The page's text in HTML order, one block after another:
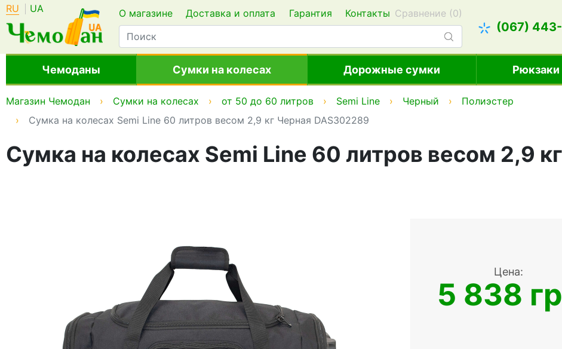
RU UA О магазине Доставка и оплата Гарантия Контакты Сравнение (0)
(067)
Чемоданы Сумки на колесах Дорожные сумки Рюкзаки
Магазин Чемодан Сумки на колесах от 50 до 60 литров Semi Line Черный
Полиэстер
Сумка на колесах Semi Line 60 литров весом 2,9 кг Черная DAS302289
Сумка на колесах Semi Line 60 литров весом 2,9
Цена:
5 838